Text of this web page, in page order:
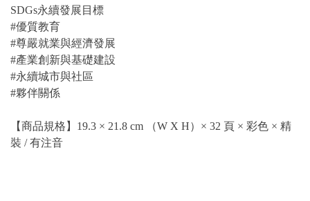
SDGs永續發展目標
#優質教育
#尊嚴就業與經濟發展
#產業創新與基礎建設
#永續城市與社區
#夥伴關係
【商品規格】19.3 × 21.8 cm （W X H）× 32 頁 × 彩色 × 精
裝 / 有注音